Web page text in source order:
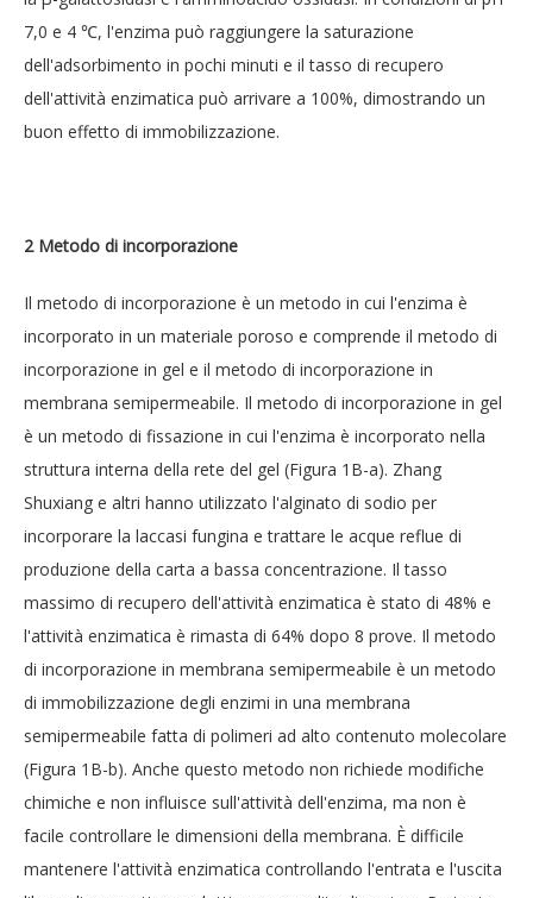
7,0 e 4 ℃, l'enzima può raggiungere la saturazione
dell'adsorbimento in pochi minuti e il tasso di recupero
dell'attività enzimatica può arrivare a 100%, dimostrando un
buon effetto di immobilizzazione.
2 Metodo di incorporazione
Il metodo di incorporazione è un metodo in cui l'enzima è
incorporato in un materiale poroso e comprende il metodo di
incorporazione in gel e il metodo di incorporazione in
membrana semipermeabile. Il metodo di incorporazione in gel
è un metodo di fissazione in cui l'enzima è incorporato nella
struttura interna della rete del gel (Figura 1B-a). Zhang
Shuxiang e altri hanno utilizzato l'alginato di sodio per
incorporare la laccasi fungina e trattare le acque reflue di
produzione della carta a bassa concentrazione. Il tasso
massimo di recupero dell'attività enzimatica è stato di 48% e
l'attività enzimatica è rimasta di 64% dopo 8 prove. Il metodo
di incorporazione in membrana semipermeabile è un metodo
di immobilizzazione degli enzimi in una membrana
semipermeabile fatta di polimeri ad alto contenuto molecolare
(Figura 1B-b). Anche questo metodo non richiede modifiche
chimiche e non influisce sull'attività dell'enzima, ma non è
facile controllare le dimensioni della membrana. È difficile
mantenere l'attività enzimatica controllando l'entrata e l'uscita